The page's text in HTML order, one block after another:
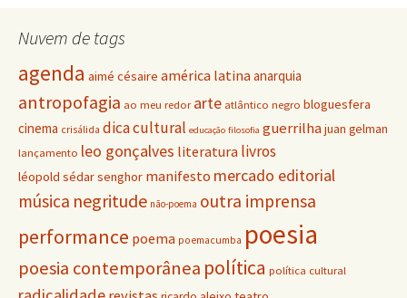
Nuvem de tags
agenda aimé césaire américa latina anarquia
antropofagia ao meu redor arte atlântico negro bloguesfera
cinema crisálida dica cultural educação filosofia guerrilhajuan gelman
lançamento leo gonçalves literatura livros
léopold sédar senghor manifesto mercado editorial
música negritude não-poema outra imprensa
performance poema poemacumba poesia
poesia contemporânea política política cultural